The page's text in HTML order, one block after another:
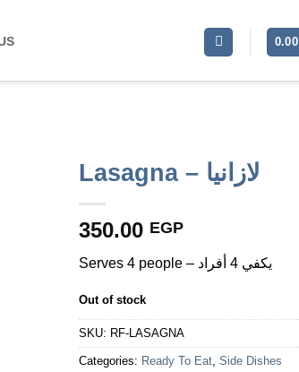
0.00
Lasagna – لازانيا
350.00 EGP
Serves 4 people – يكفي 4 أفراد
Out of stock
SKU: RF-LASAGNA
Categories: Ready To Eat Side Dishes